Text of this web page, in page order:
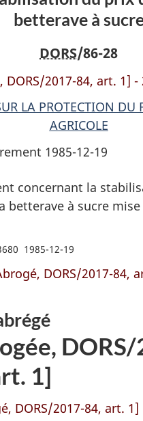
betterave à
DORS/86-28
DORS/2017-84, art. 1] -
LA PROTECTION DU
AGRICOLE
1985-12-19
concernant la
betterave à sucre
1985-12-19
DORS/2017-84,
1]
DORS/2017-84, art. 1]